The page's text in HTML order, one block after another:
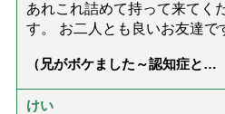
あれこれ詰めて持って来てく
す。 お二人とも良いお友達で
（兄がボケました～認知症と介
達』が届きました」）
けい